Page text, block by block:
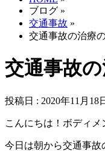
ブログ »
交通事故 »
交通事故の治療
交通事故
投稿日 : 2020年11月18
こんにちは！ボディメ
今日は朝から交通事故